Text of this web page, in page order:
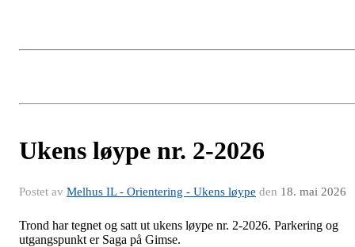
Ukens løype nr. 2-2026
Postet av Melhus IL - Orientering - Ukens løype den 18. mai 2026
Trond har tegnet og satt ut ukens løype nr. 2-2026. Parkering og
utgangspunkt er Saga på Gimse.